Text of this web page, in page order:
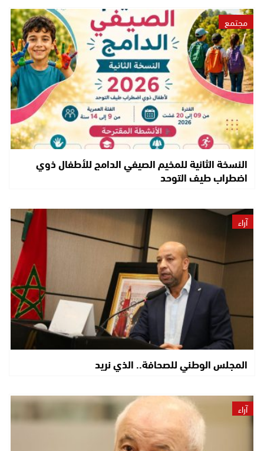
مجتمع
النسخة الثانية للمخيم الصيفي الدامج للأطفال ذوي
اضطراب طيف التوحد
آراء
المجلس الوطني للصحافة.. الذي نريد
آراء